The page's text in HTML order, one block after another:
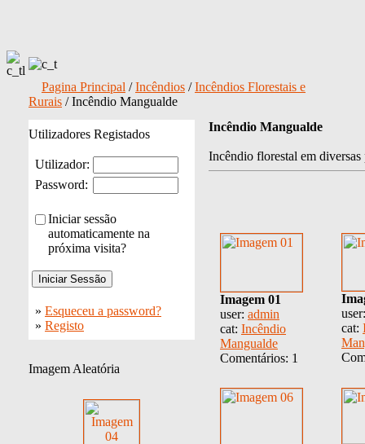
Pagina Principal /Incêndios /Incêndios Florestais e
Rurais / Incêndio Mangualde
Utilizadores Registados
Utilizador:
Password:
Iniciar sessão
automaticamente na
próxima visita?
» Esqueceu a password?
» Registo
Imagem Aleatória
Incêndio Mangualde
Incêndio florestal em
Imagem 01
user: admin
cat: Incêndio
Mangualde
Comentários: 1
cat: